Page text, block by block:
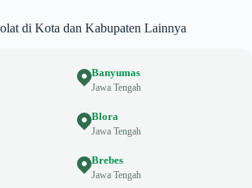
di Kota dan Kabupaten Lainnya
Banyumas
Jawa Tengah
Blora
Jawa Tengah
Brebes
Jawa Tengah